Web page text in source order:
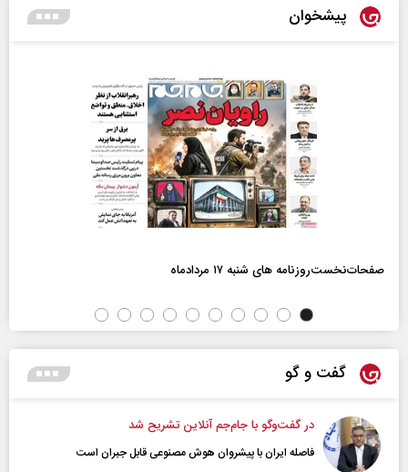
پیشخوان
صفحات‌نخست‌روزنامه ها‌ی شنبه ۱۷ مردادماه
گفت و گو
در گفت‌و‌گو با جام‌جم آنلاین تشریح شد
فاصله ایران با پیشرو‌ان هوش مصنوعی قابل جبران است